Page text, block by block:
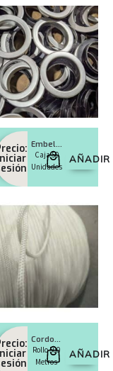
Embellecedor ojete para cinta de cortina, Niquel Mate
Caja 50
Unidades
AÑADIR
Cordon para stor 1,5 mm
Rollo 500
Metros
AÑADIR